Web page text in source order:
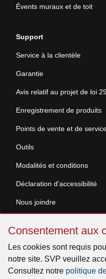
Consentement
aux
cookies
Consentement aux
Les cookies sont requis
notre site. SVP veuillez
Consultez notre politique
Évents muraux et de toit
Support
Service à la clientèle
Garantie
Avis relatif au projet de loi
Enregistrement de produits
Points de vente et de
Outils
Modalités et conditions
Déclaration d'accessibilité
Nous joindre
© 2026 Venmar